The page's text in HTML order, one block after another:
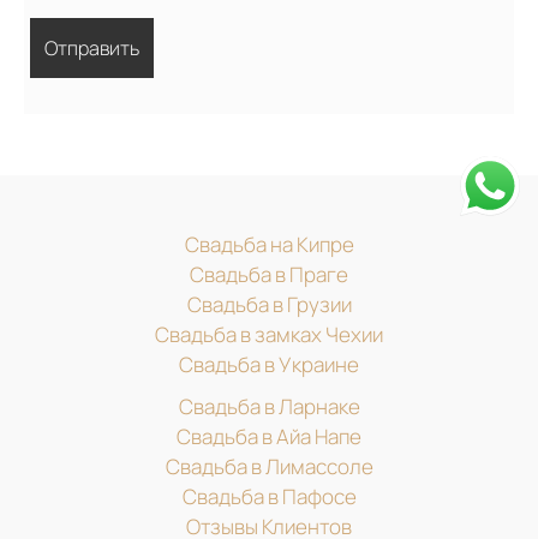
Свадьба на Кипре
Свадьба в Праге
Свадьба в Грузии
Свадьба в замках Чехии
Свадьба в Украине
Свадьба в Ларнаке
Свадьба в Айа Напе
Свадьба в Лимассоле
Свадьба в Пафосе
Отзывы Клиентов